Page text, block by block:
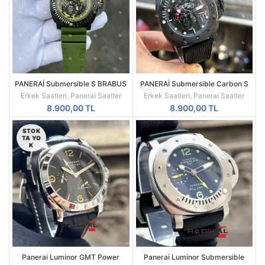
PANERAİ Submersible S BRABUS
Verde Militare Yeşil
Erkek Saatleri Panerai Saatler
8.900,00TL
PANERAİ Submersible Carbon S
BRABUS Shadow Black Ops
Edition Ref. PAM01240
Erkek Saatleri Panerai Saatler
8.900,00TL
STOK
TA YO
K
Panerai Luminor GMT Power
Panerai Luminor Submersible